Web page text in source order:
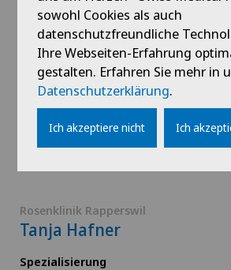
Spezialisierung
Physiotherapie,
Medizinische Trainingstherapie (MTT)
Profil ansehen
Rosenklinik Rapperswil
Tanja Hafner
Spezialisierung
sowohl Cookies als auch
datenschutzfreundliche
Ihre Webseiten-Erfahrung
gestalten. Erfahren Sie mehr in
Datenschutzerklärung.
Ich akzeptiere nicht Ich